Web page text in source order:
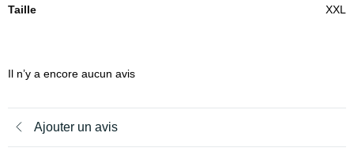
Taille XXL
Il n’y a encore aucun avis
Ajouter un avis